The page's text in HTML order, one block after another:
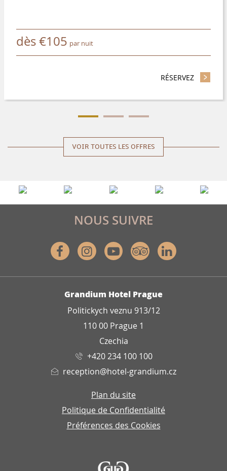
dès€105 par nuit
RÉSERVEZ -
VOIR TOUTES LES OFFRES
Grandium Hotel Prague
Politickych veznu 913/12
110 00 Prague 1
Czechia
+420 234 100 100
reception@hotel-grandium.cz
Plan du site
Politique de Confidentialité
Préférences des Cookies
NOUS SUIVRE
FacebookInstagram
YoutubeTripadvisor
Linkedin